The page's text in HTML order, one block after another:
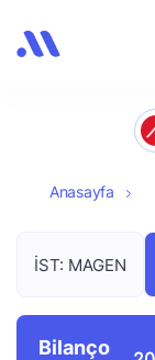
Anasayfa
İST: MAGEN
Bilanço